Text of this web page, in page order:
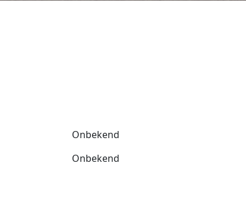
Onbekend
Onbekend